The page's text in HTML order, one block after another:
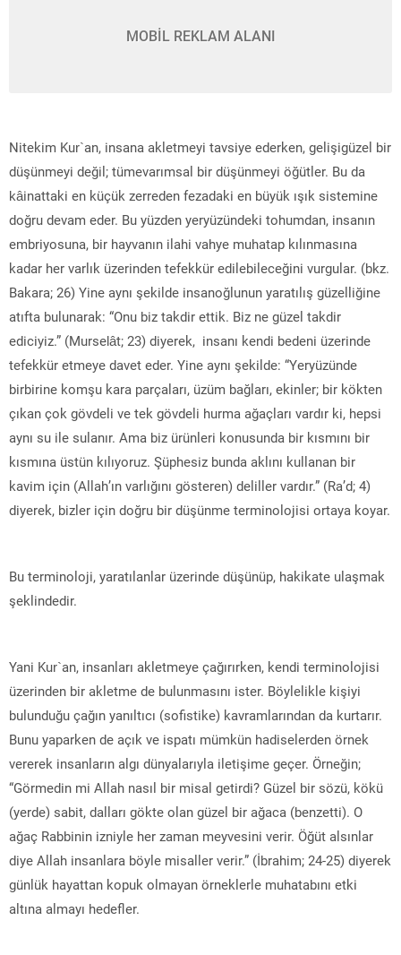
MOBİL REKLAM ALANI
Nitekim Kur`an, insana akletmeyi tavsiye ederken, gelişigüzel bir
düşünmeyi değil; tümevarımsal bir düşünmeyi öğütler. Bu da
kâinattaki en küçük zerreden fezadaki en büyük ışık sistemine
doğru devam eder. Bu yüzden yeryüzündeki tohumdan, insanın
embriyosuna, bir hayvanın ilahi vahye muhatap kılınmasına
kadar her varlık üzerinden tefekkür edilebileceğini vurgular. (bkz.
Bakara; 26) Yine aynı şekilde insanoğlunun yaratılış güzelliğine
atıfta bulunarak: “Onu biz takdir ettik. Biz ne güzel takdir
ediciyiz.” (Murselât; 23) diyerek, insanı kendi bedeni üzerinde
tefekkür etmeye davet eder. Yine aynı şekilde: “Yeryüzünde
birbirine komşu kara parçaları, üzüm bağları, ekinler; bir kökten
çıkan çok gövdeli ve tek gövdeli hurma ağaçları vardır ki, hepsi
aynı su ile sulanır. Ama biz ürünleri konusunda bir kısmını bir
kısmına üstün kılıyoruz. Şüphesiz bunda aklını kullanan bir
kavim için (Allah’ın varlığını gösteren) deliller vardır.” (Ra’d; 4)
diyerek, bizler için doğru bir düşünme terminolojisi ortaya koyar.
Bu terminoloji, yaratılanlar üzerinde düşünüp, hakikate ulaşmak
şeklindedir.
Yani Kur`an, insanları akletmeye çağırırken, kendi terminolojisi
üzerinden bir akletme de bulunmasını ister. Böylelikle kişiyi
bulunduğu çağın yanıltıcı (sofistike) kavramlarından da kurtarır.
Bunu yaparken de açık ve ispatı mümkün hadiselerden örnek
vererek insanların algı dünyalarıyla iletişime geçer. Örneğin;
“Görmedin mi Allah nasıl bir misal getirdi? Güzel bir sözü, kökü
(yerde) sabit, dalları gökte olan güzel bir ağaca (benzetti). O
ağaç Rabbinin izniyle her zaman meyvesini verir. Öğüt alsınlar
diye Allah insanlara böyle misaller verir.” (İbrahim; 24-25) diyerek
günlük hayattan kopuk olmayan örneklerle muhatabını etki
altına almayı hedefler.